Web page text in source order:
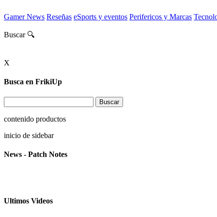
Gamer News Reseñas eSports y eventos Perifericos y Marcas
Buscar 🔍
X
Busca en FrikiUp
contenido productos
inicio de sidebar
News - Patch Notes
Ultimos Videos